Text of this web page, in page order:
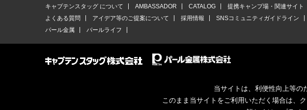
キャプテンスタッグ について AMBASSADOR CATALOG 提携キャンプ場・関連サイト
よくある質問
アイデア等のご提案について 採用情報 SNSコミュニティガイドライン
パール金属
パールライフ
当サイトは、利便性向上等の
このまま当サイトをご利用いただく場合は、